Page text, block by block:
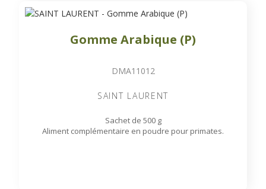
Gomme Arabique (P)
DMA11012
SAINT LAURENT
Sachet de 500 g
Aliment complémentaire en poudre pour primates.